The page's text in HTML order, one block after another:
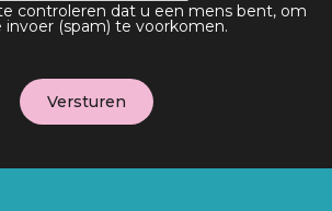
controleren dat u een mens bent, om
(spam) te voorkomen.